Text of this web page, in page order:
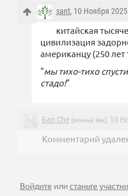
sant, 10 Ноября 2025
китайская
цивилизация
американцу (250 лет
"мы тихо-тихо
стадо!"
Бар Che [вечный бан] , 10
Комментарий
Войдите илистаньте